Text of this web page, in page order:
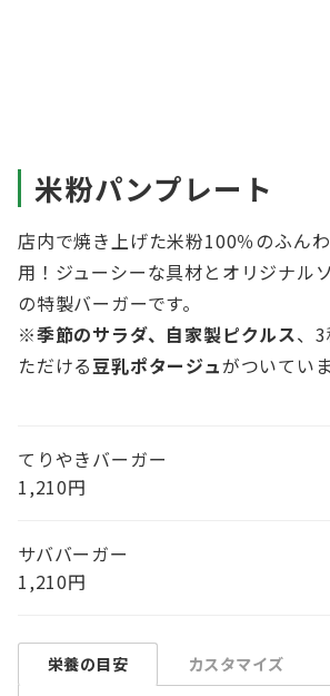
米粉パンプレート
店内で焼き上げた米粉100％のふん
用！ジューシーな具材とオリジナル
の特製バーガーです。
※季節のサラダ、自家製ピクルス、
ただける豆乳ポタージュがついていま
てりやきバーガー
1,210円
サババーガー
1,210円
栄養の目安 カスタマイズ